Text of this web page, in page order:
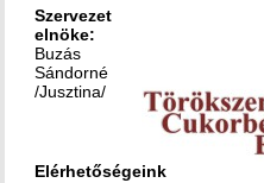
Szervezet
elnöke:
Buzás
Sándorné
/Jusztina/
Elérhetőségeink